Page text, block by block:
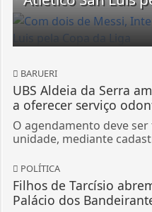
BARUERI
UBS Aldeia da Serra
a oferecer serviço
O agendamento deve
unidade, mediante
POLÍTICA
Filhos de Tarcísio
Palácio dos